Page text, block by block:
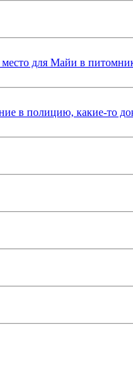
для Майи в
в полицию, какие-то